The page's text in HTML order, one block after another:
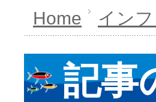
Home イン
記事